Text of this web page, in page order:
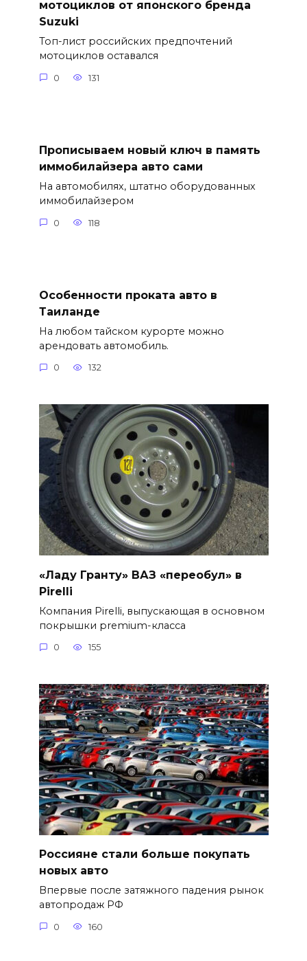
мотоциклов от японского бренда
Suzuki
Топ-лист российских предпочтений
мотоциклов оставался
0 131
Прописываем новый ключ в память
иммобилайзера авто сами
На автомобилях, штатно оборудованных
иммобилайзером
0 118
Особенности проката авто в
Таиланде
На любом тайском курорте можно
арендовать автомобиль.
0 132
«Ладу Гранту» ВАЗ «переобул» в
Pirelli
Компания Pirelli, выпускающая в основном
покрышки premium-класса
0 155
Россияне стали больше покупать
новых авто
Впервые после затяжного падения рынок
автопродаж РФ
0 160